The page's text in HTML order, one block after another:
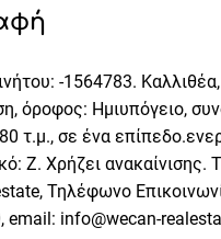
-1564783.
όροφος: Ημιυπόγειο,
τ.μ., σε ένα
Ζ. Χρήζει ανακαίνισης.
Τηλέφωνο
email: info@wecan-